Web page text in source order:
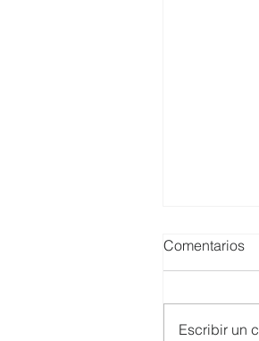
Comentarios
Escribir un